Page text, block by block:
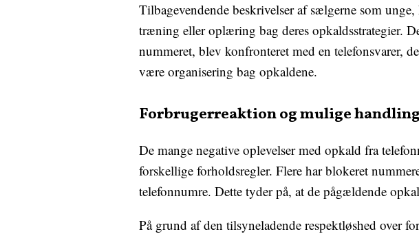
Tilbagevendende beskrivelser af sælgerne som
træning eller oplæring bag deres opkaldsstrategier.
nummeret, blev konfronteret med en telefonsvarer,
være organisering bag opkaldene.
Forbrugerreaktion og mulige
De mange negative oplevelser med opkald fra
forskellige forholdsregler. Flere har blokeret
telefonnumre. Dette tyder på, at de pågældende
På grund af den tilsyneladende respektløshed over